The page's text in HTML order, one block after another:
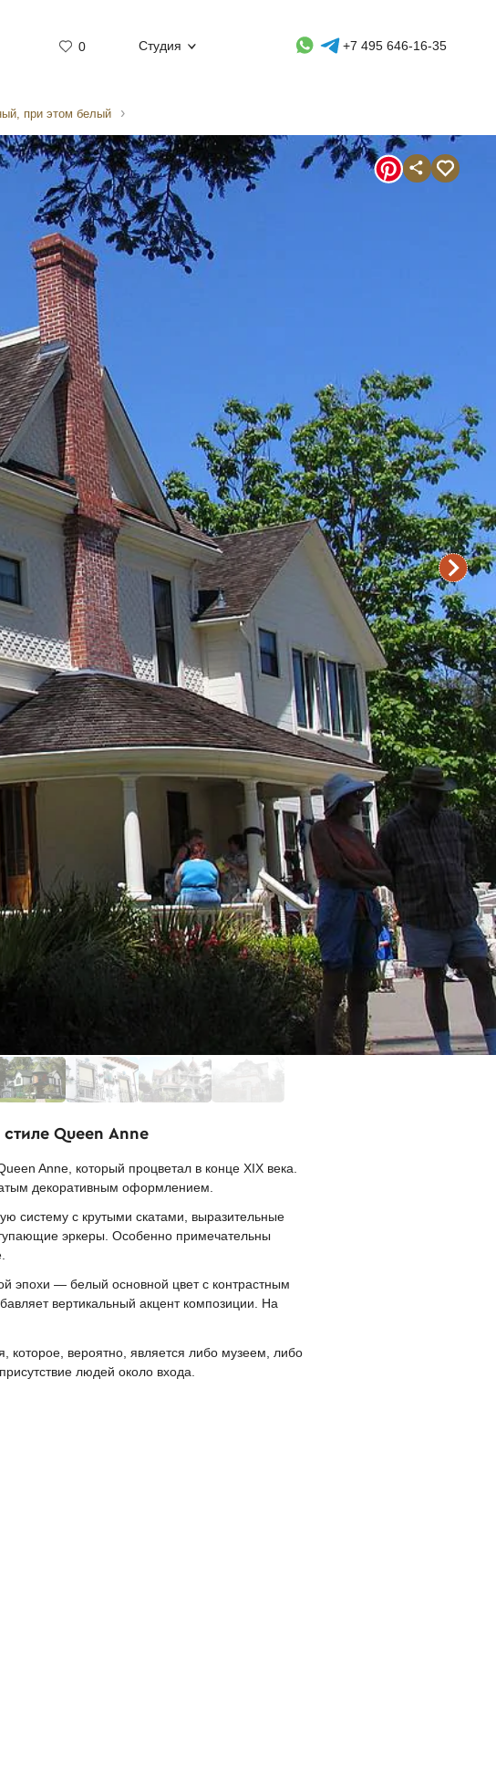
0 Студия Whatsapp контакт
Telegram контакт
+7 495 646-16-35
при этом белый
Queen Anne
Anne, который процветал в конце XIX века.
декоративным оформлением.
систему с крутыми скатами, выразительные
эркеры. Особенно примечательны
эпохи — белый основной цвет с контрастным
вертикальный акцент композиции. На
которое, вероятно, является либо музеем, либо
людей около входа.